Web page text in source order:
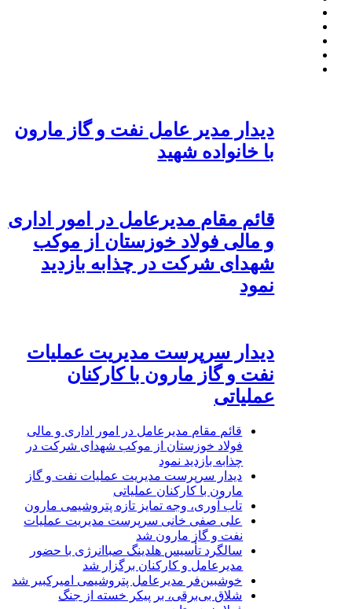
دیدار مدیر عامل نفت و گاز مارون
با خانواده شهید
قائم مقام مدیرعامل در امور اداری
و مالی فولاد خوزستان از موکب
شهدای شرکت در چذابه بازدید
نمود
دیدار سرپرست مدیریت عملیات
نفت و گاز مارون با کارکنان
عملیاتی
قائم مقام مدیرعامل در امور اداری و مالی
فولاد خوزستان از موکب شهدای شرکت در
چذابه بازدید نمود
دیدار سرپرست مدیریت عملیات نفت و گاز
مارون با کارکنان عملیاتی
تاب آوری، وجه تمایز تازه پتروشیمی مارون
علی صفی خانی سرپرست مدیریت عملیات
نفت و گاز مارون شد
سالگرد تأسیس هلدینگ صباانرژی با حضور
مدیرعامل و کارکنان برگزار شد
خوشبین‌فر مدیرعامل پتروشیمی امیرکبیر شد
شلاق‌ بی‌برقی، بر پیکر خسته‌ از جنگ